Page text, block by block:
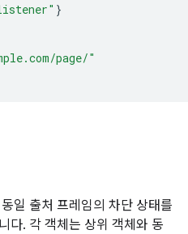
}
page/"
일 출처 프레임의 차단 상태를
다. 각 객체는 상위 객체와 동